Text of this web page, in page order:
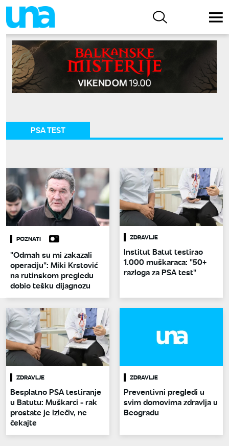
PSA TEST
POZNATI
"Odmah su mi zakazali
operaciju": Miki Krstović
na rutinskom pregledu
dobio tešku dijagnozu
ZDRAVLJE
Institut Batut testirao
1.000 muškaraca: "50+
razloga za PSA test"
ZDRAVLJE
Besplatno PSA testiranje
u Batutu: Muškarci - rak
prostate je izlečiv, ne
čekajte
ZDRAVLJE
Preventivni pregledi u
svim domovima zdravlja u
Beogradu